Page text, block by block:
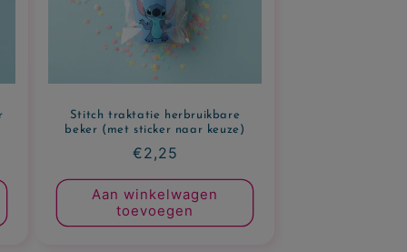
Stitch traktatie herbruikbare
beker (met sticker naar keuze)
Normale
prijs
€2,25
Aan winkelwagen
toevoegen